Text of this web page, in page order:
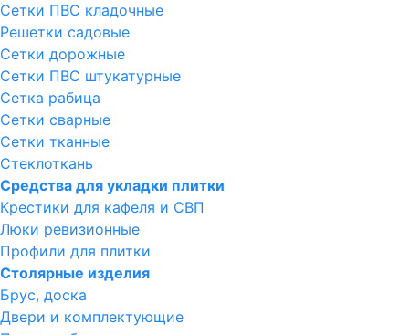
Сетки ПВС кладочные
Решетки садовые
Сетки дорожные
Сетки ПВС штукатурные
Сетка рабица
Сетки сварные
Сетки тканные
Стеклоткань
Средства для укладки плитки
Крестики для кафеля и СВП
Люки ревизионные
Профили для плитки
Столярные изделия
Брус, доска
Двери и комплектующие